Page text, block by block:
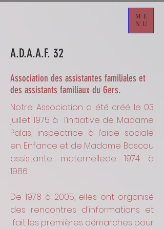
ME
NU
A.D.A.A.F. 32
Association des assistantes familiales et
des assistants familiaux du Gers.
Notre Association a été créé le 03
juillet 1975 à l’initiative de Madame
Palas, inspectrice à l’aide sociale
en Enfance et de Madame Bascou
assistante maternellede 1974 à
1986.
De 1978 à 2005, elles ont organisé
des rencontres d'informations et
fait les premières démarches pour